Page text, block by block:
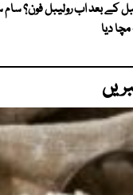
کے بعد اب رولیبل فون؟
دیا